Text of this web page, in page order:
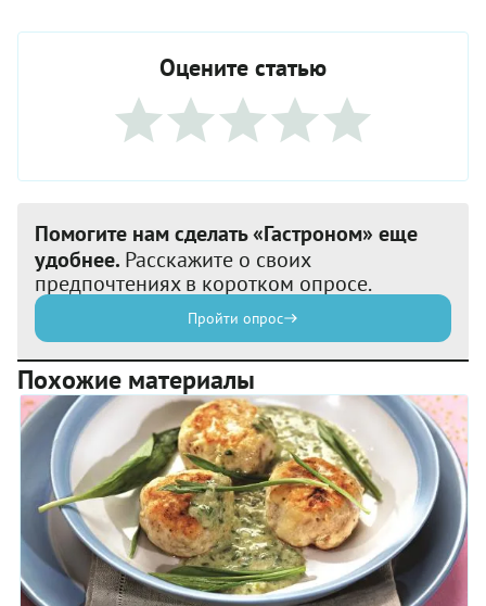
Оцените статью
Помогите нам сделать «Гастроном» еще
удобнее. Расскажите о своих
предпочтениях в коротком опросе.
Пройти опрос
Похожие материалы